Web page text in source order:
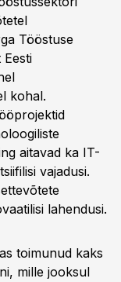
Tööstuse
kohal.
aitavad ka IT-
vajadusi.
lahendusi.
toimunud kaks
mille jooksul